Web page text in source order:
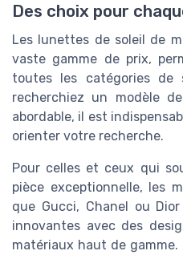
Des choix pour
Les lunettes de soleil de
vaste gamme de prix,
toutes les catégories de
recherchiez un modèle
abordable, il est
orienter votre recherche.
Pour celles et ceux qui
pièce exceptionnelle, les
que Gucci, Chanel ou
innovantes avec des
matériaux haut de